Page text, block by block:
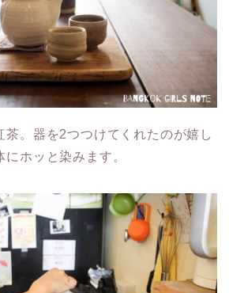
茶。器を2つつけてくれたのが嬉し
ホッと染みます。